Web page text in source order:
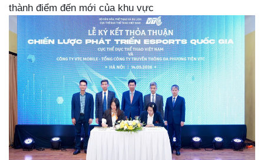
thành điểm đến mới của khu vực